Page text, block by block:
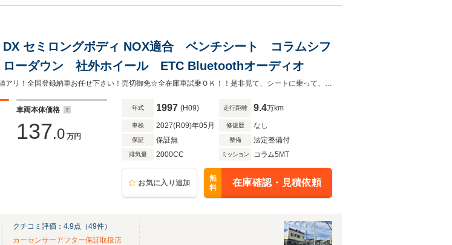
DX セミロングボディ NOX適合 ベンチシート コラムシフ
ーダウン 社外ホイール ETC Bluetoothオーディオ
渋色カスタム！一見の価値アリ！全国登録納車お任せ下さい！売切御免☆全在庫車試乗ＯＫ！！是非見て、シートに乗って、ハンドルを握りしめてください☆
車両本体価格
137.0 万円
年式 1997 (H09) 走行距離 9.4万km
車検 2027(R09)年05月 修復歴 なし
保証 保証無 整備 法定整備付
排気量 2000CC ミッション コラム5MT
お気に入り追加
無
料
在庫確認・見積依頼
クチコミ評価： 4.9点（49件）
カーセンサーアフター保証取扱店